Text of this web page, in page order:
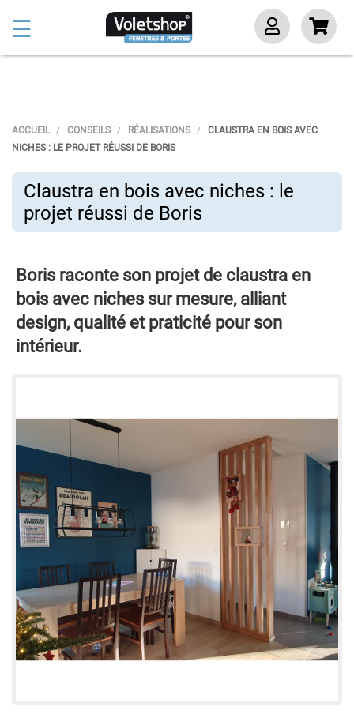
Basculer
la
☰
ACCUEIL CONSEILS RÉALISATIONS
CLAUSTRA EN BOIS AVEC
NICHES : LE PROJET RÉUSSI DE BORIS
Claustra en bois avec niches : le
projet réussi de Boris
Boris raconte son projet de claustra en
bois avec niches sur mesure, alliant
design, qualité et praticité pour son
intérieur.